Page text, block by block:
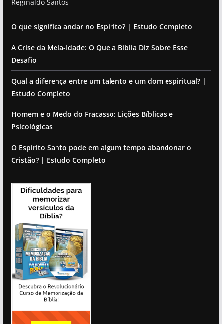
Reginaldo Santos
O que significa andar no Espírito? | Estudo Completo
A Crise da Meia-Idade: O Que a Bíblia Diz Sobre Esse
Desafio
Qual a diferença entre um talento e um dom espiritual? |
Estudo Completo
Homem e o Medo do Fracasso: Lições Bíblicas e
Psicológicas
O Espírito Santo pode em algum tempo abandonar o
Cristão? | Estudo Completo